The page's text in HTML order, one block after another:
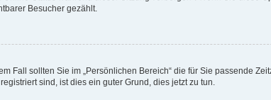
Besucher gezählt.
Fall sollten Sie im „Persönlichen Bereich“ die für Sie passende
sind, ist dies ein guter Grund, dies jetzt zu tun.